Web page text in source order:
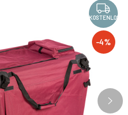
KOSTENLOS
-4%